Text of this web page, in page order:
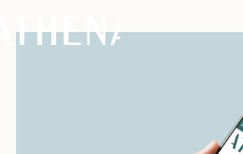
Naturisme
Community